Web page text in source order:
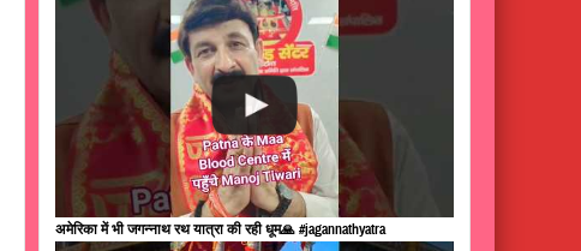
अमेरिका में भी जगन्नाथ रथ यात्रा की रही धूम🙏 #jagannathyatra